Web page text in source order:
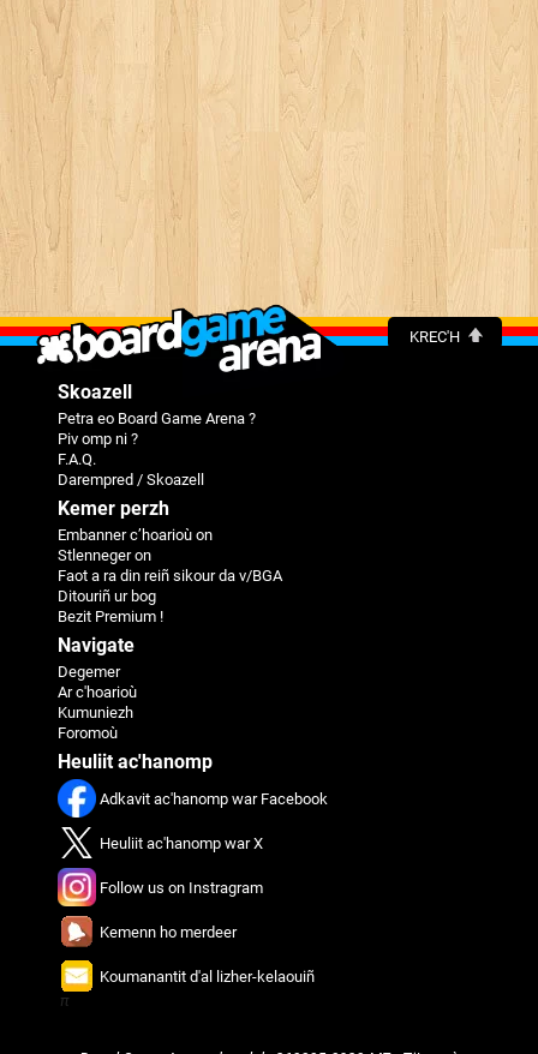
KREC'H
Skoazell
Petra eo Board Game Arena ?
Piv omp ni ?
F.A.Q.
Darempred / Skoazell
Kemer perzh
Embanner c’hoarioù on
Stlenneger on
Faot a ra din reiñ sikour da v/BGA
Ditouriñ ur bog
Bezit Premium !
Navigate
Degemer
Ar c'hoarioù
Kumuniezh
Foromoù
Heuliit ac'hanomp
Adkavit ac'hanomp war Facebook
Heuliit ac'hanomp war X
Follow us on Instragram
Kemenn ho merdeer
Koumanantit d'al lizher-kelaouiñ
π